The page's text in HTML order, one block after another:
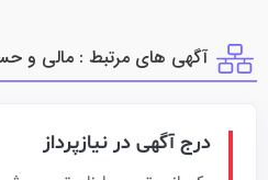
آگهی های مرتبط : مالي و
درج آگهی در نیازپرداز